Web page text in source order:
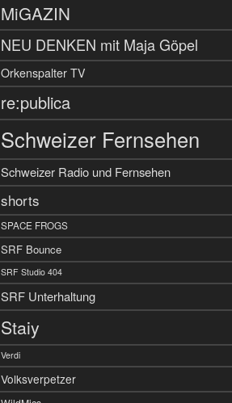
MiGAZIN
NEU DENKEN mit Maja Göpel
Orkenspalter TV
re:publica
Schweizer Fernsehen
Schweizer Radio und Fernsehen
shorts
SPACE FROGS
SRF Bounce
SRF Studio 404
SRF Unterhaltung
Staiy
Verdi
Volksverpetzer